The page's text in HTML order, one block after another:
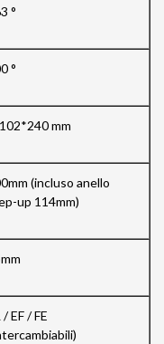
°
°
mm
(incluso anello
up 114mm)
/ EF / FE